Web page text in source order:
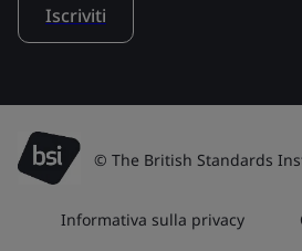
Iscriviti
© The British Standards
Informativa sulla privacy